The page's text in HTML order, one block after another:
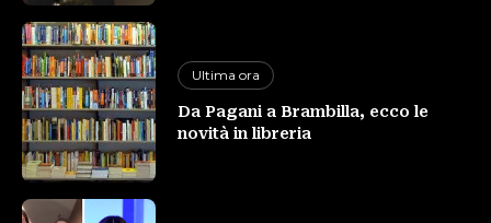
Ultima ora
Da Pagani a Brambilla, ecco le
novità in libreria